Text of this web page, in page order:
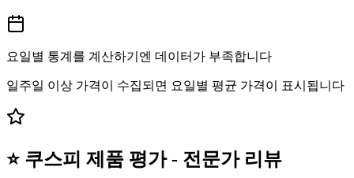
요일별 통계를 계산하기엔 데이터가 부족합니다
일주일 이상 가격이 수집되면 요일별 평균 가격이 표시됩니다
⭐ 쿠스피 제품 평가 - 전문가 리뷰